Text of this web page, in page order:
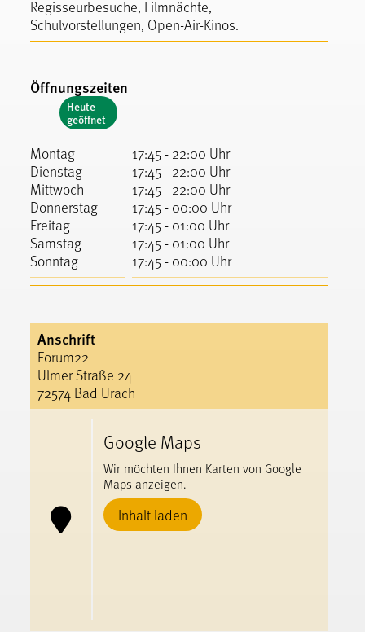
Regisseurbesuche, Filmnächte,
Schulvorstellungen, Open-Air-Kinos.
Öffnungszeiten
Heute
geöffnet
Montag
Dienstag
Mittwoch
Donnerstag
Freitag
Samstag
Sonntag
17:45 - 22:00 Uhr
17:45 - 22:00 Uhr
17:45 - 22:00 Uhr
17:45 - 00:00 Uhr
17:45 - 01:00 Uhr
17:45 - 01:00 Uhr
17:45 - 00:00 Uhr
Anschrift
Forum22
Ulmer Straße 24
72574 Bad Urach
Google Maps
Wir möchten Ihnen Karten von Google
Maps anzeigen.
Inhalt laden